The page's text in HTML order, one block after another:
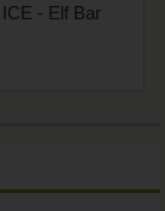
- Elf Bar